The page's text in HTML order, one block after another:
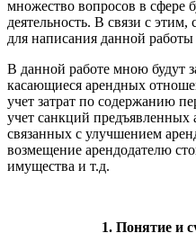
множество вопросов в сфере
деятельность. В связи с
для написания данной
В данной работе мною будут
касающиеся арендных
учет затрат по содержанию
учет санкций предъявленных
связанных с улучшением
возмещение арендодателю
имущества и т.д.
1. Понятие и